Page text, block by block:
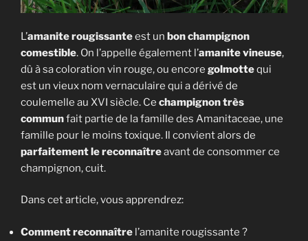
L’amanite rougissanteest un bon champignon
comestible. On l’appelle également l’amanite vineuse,
dû à sa coloration vin rouge, ou encore golmottequi
est un vieux nom vernaculaire qui a dérivé de
coulemelle au XVI siècle. Ce champignon très
communfait partie de la famille des Amanitaceae, une
famille pour le moins toxique. Il convient alors de
parfaitement le reconnaîtreavant de consommer ce
champignon, cuit.
Dans cet article, vous apprendrez:
Comment reconnaître l’amanite rougissante ?